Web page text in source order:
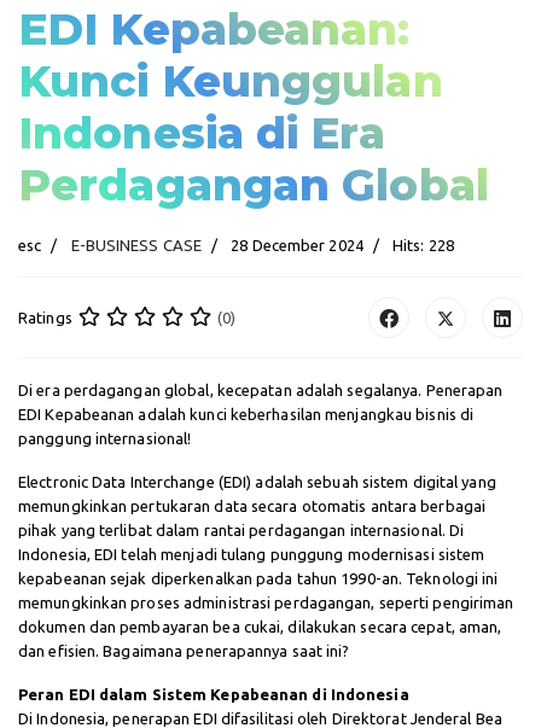
EDI Kepabeanan:
Kunci Keunggulan
Indonesia di Era
Perdagangan Global
esc E-BUSINESS CASE 28 December 2024 Hits: 228
Ratings (0)
Di era perdagangan global, kecepatan adalah segalanya. Penerapan
EDI Kepabeanan adalah kunci keberhasilan menjangkau bisnis di
panggung internasional!
Electronic Data Interchange (EDI) adalah sebuah sistem digital yang
memungkinkan pertukaran data secara otomatis antara berbagai
pihak yang terlibat dalam rantai perdagangan internasional. Di
Indonesia, EDI telah menjadi tulang punggung modernisasi sistem
kepabeanan sejak diperkenalkan pada tahun 1990-an. Teknologi ini
memungkinkan proses administrasi perdagangan, seperti pengiriman
dokumen dan pembayaran bea cukai, dilakukan secara cepat, aman,
dan efisien. Bagaimana penerapannya saat ini?
Peran EDI dalam Sistem Kepabeanan di Indonesia
Di Indonesia, penerapan EDI difasilitasi oleh Direktorat Jenderal Bea